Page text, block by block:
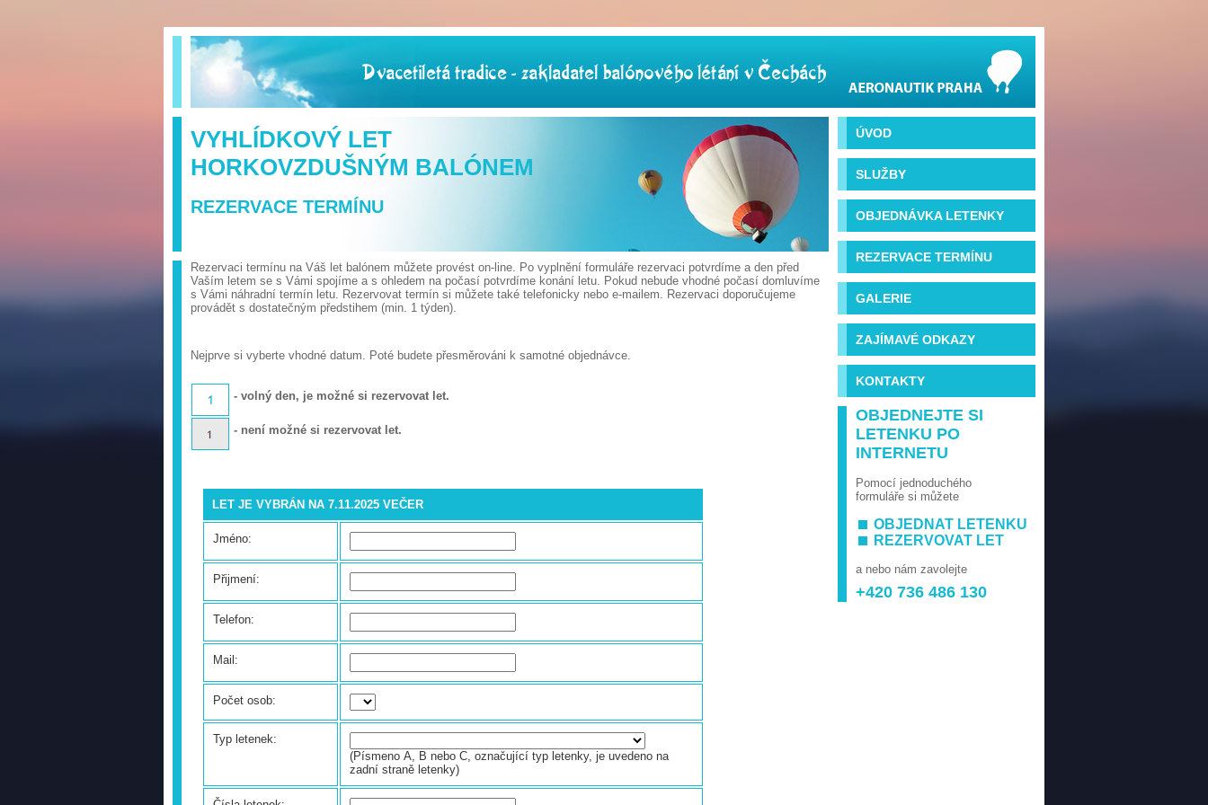
VYHLÍDKOVÝ LET
HORKOVZDUŠNÝM BALÓNEM
REZERVACE TERMÍNU
Rezervaci termínu na Váš let balónem můžete provést on-line. Po vyplnění formuláře rezervaci potvrdíme a den před
Vaším letem se s Vámi spojíme a s ohledem na počasí potvrdíme konání letu. Pokud nebude vhodné počasí domluvíme
s Vámi náhradní termín letu. Rezervovat termín si můžete také telefonicky nebo e-mailem. Rezervaci doporučujeme
provádět s dostatečným předstihem (min. 1 týden).
Nejprve si vyberte vhodné datum. Poté budete přesměrováni k samotné objednávce.
- volný den, je možné si rezervovat let.
- není možné si rezervovat let.
LET JE VYBRÁN NA 7.11.2025 VEČER
Jméno:
Přijmení:
Telefon:
Mail:
Počet osob:
Typ letenek:
(Písmeno A, B nebo C, označující typ letenky, je uvedeno na
zadní straně letenky)
ÚVOD
SLUŽBY
OBJEDNÁVKA LETENKY
REZERVACE TERMÍNU
GALERIE
ZAJÍMAVÉ ODKAZY
KONTAKTY
OBJEDNEJTE SI
LETENKU PO
INTERNETU
Pomocí jednoduchého
formuláře si můžete
OBJEDNAT LETENKU
REZERVOVAT LET
a nebo nám zavolejte
+420 736 486 130